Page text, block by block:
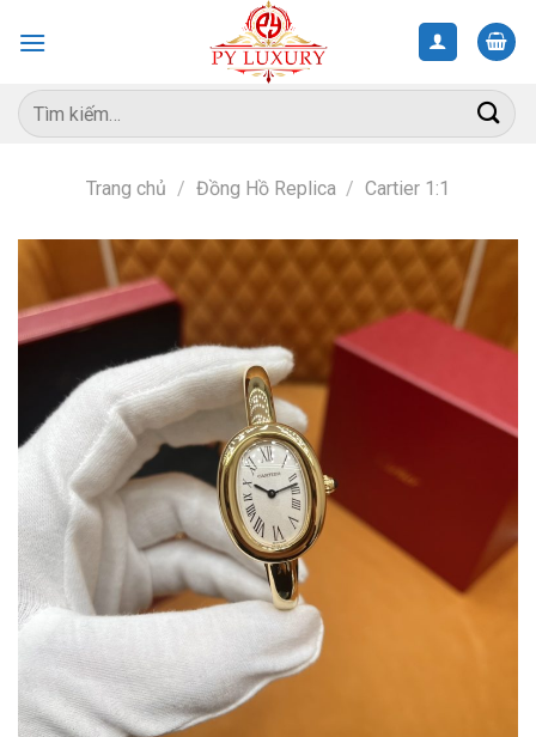
Tìm
kiếm:
Trang chủ / Đồng Hồ Replica / Cartier 1:1